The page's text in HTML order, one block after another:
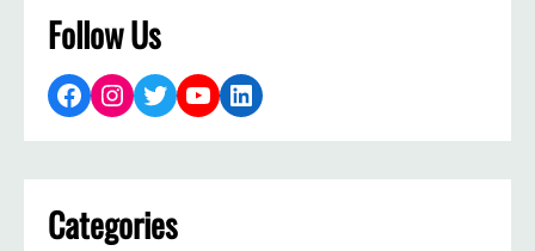
Follow Us
Facebook Instagram Twitter YouTube LinkedIn
Categories